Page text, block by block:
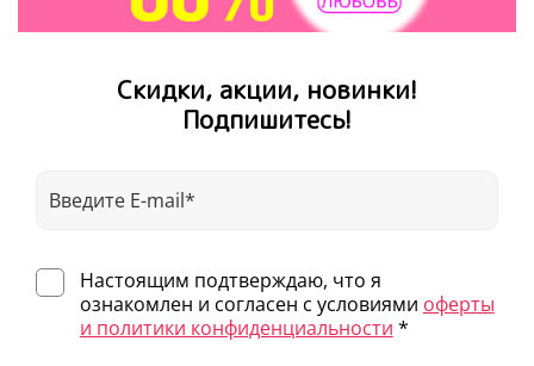
Скидки, акции, новинки!
Подпишитесь!
Настоящим подтверждаю, что я
ознакомлен и согласен с условиями оферты
и политики конфиденциальности *